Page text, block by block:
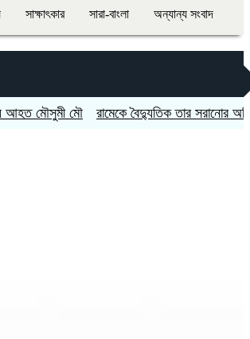
সাক্ষাৎকার সারা-বাংলা অন্যান্য সংবাদ
মৌ রামেকে বৈদ্যুতিক তার সরানোর অভিযোগ,